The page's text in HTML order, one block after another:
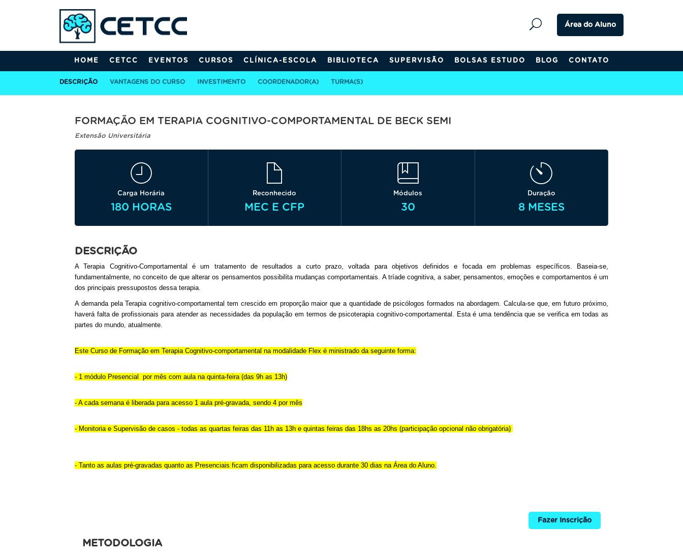
DESCRIÇÃO VANTAGENS DO CURSO INVESTIMENTO COORDENADOR(A) TURMA(S)
FORMAÇÃO EM TERAPIA COGNITIVO-COMPORTAMENTAL DE BECK SEMI
Extensão Universitária
Carga Horária
180 HORAS
Reconhecido
MEC E CFP
Módulos
30
Duração
8 MESES
DESCRIÇÃO
A Terapia Cognitivo-Comportamental é um tratamento de resultados a curto prazo, voltada para objetivos definidos e focada em problemas específicos. Baseia-se,
fundamentalmente, no conceito de que alterar os pensamentos possibilita mudanças comportamentais. A tríade cognitiva, a saber, pensamentos, emoções e comportamentos é um
dos principais pressupostos dessa terapia.
A demanda pela Terapia cognitivo-comportamental tem crescido em proporção maior que a quantidade de psicólogos formados na abordagem. Calcula-se que, em futuro próximo,
haverá falta de profissionais para atender as necessidades da população em termos de psicoterapia cognitivo-comportamental. Esta é uma tendência que se verifica em todas as
partes do mundo, atualmente.
Este Curso de Formação em Terapia Cognitivo-comportamental na modalidade Flex é ministrado da seguinte forma:
- 1 módulo Presencial por mês com aula na quinta-feira (das 9h as 13h)
- A cada semana é liberada para acesso 1 aula pré-gravada, sendo 4 por mês
- Monitoria e Supervisão de casos - todas as quartas feiras das 11h as 13h e quintas feiras das 18hs as 20hs (participação opcional não obrigatória)
- Tanto as aulas pré-gravadas quanto as Presenciais ficam disponibilizadas para acesso durante 30 dias na Área do Aluno.
Fazer Inscrição
METODOLOGIA
Área do Aluno
HOME CETCC EVENTOS CURSOS CLÍNICA-ESCOLA BIBLIOTECA SUPERVISÃO BOLSAS ESTUDO BLOG CONTATO